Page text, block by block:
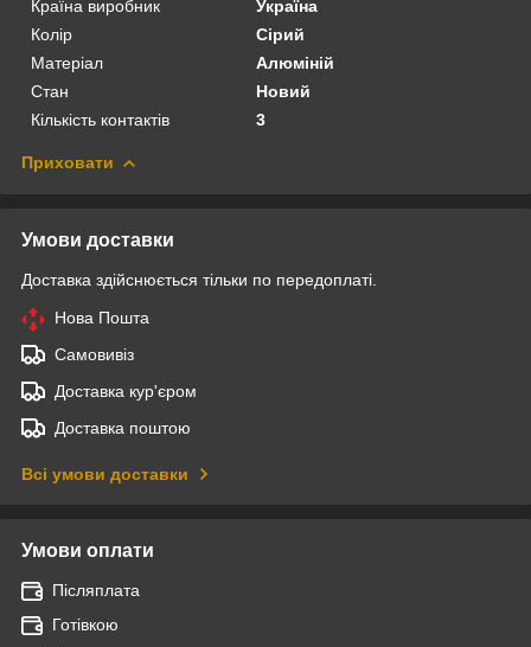
Країна виробник
Україна
Колір
Сірий
Матеріал
Алюміній
Стан
Новий
Кількість контактів
3
Приховати
Умови доставки
Доставка здійснюється тільки по передоплаті.
Нова Пошта
Самовивіз
Доставка кур'єром
Доставка поштою
Всі умови доставки
Умови оплати
Післяплата
Готівкою